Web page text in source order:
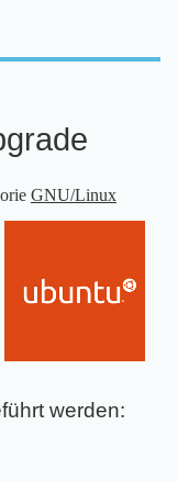
GNU/Linux
werden: